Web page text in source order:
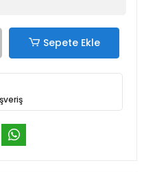
Sepete Ekle